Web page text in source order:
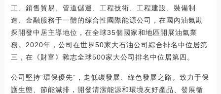
工、銷售貿易、管道儲運、工程技術、工程建設、裝備制
造、金融服務于一體的綜合性國際能源公司，在國內油氣勘
探開發中居主導地位，在全球35個國家和地區開展油氣業
務。2020年，公司在世界50家大石油公司綜合排名中位居第
三，在《財富》雜志全球500家大公司排名中位居第四。
公司堅持“環保優先”，走低碳發展、綠色發展之路。致力于保
護生態、節能減排，開發清潔能源和環境友好產品、發展循